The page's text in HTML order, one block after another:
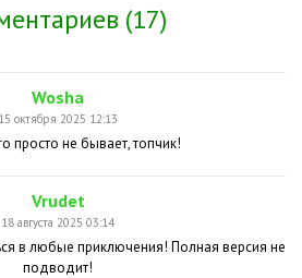
(17)
Wosha
15 октября 2025 12:13
просто не бывает, топчик!
Vrudet
18 августа 2025 03:14
в любые приключения! Полная версия не
подводит!